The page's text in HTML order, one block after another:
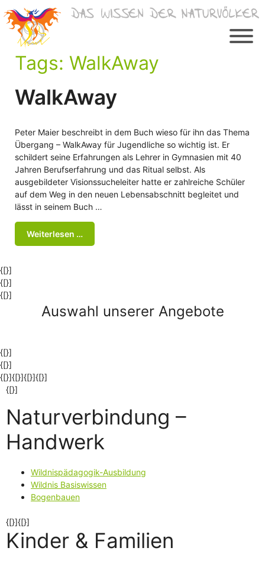
Inhalt
springen
Tags: WalkAway
WalkAway
Peter Maier beschreibt in dem Buch wieso für ihn das Thema
Übergang – WalkAway für Jugendliche so wichtig ist. Er
schildert seine Erfahrungen als Lehrer in Gymnasien mit 40
Jahren Berufserfahrung und das Ritual selbst. Als
ausgebildeter Visionssucheleiter hatte er zahlreiche Schüler
auf dem Weg in den neuen Lebensabschnitt begleitet und
lässt in seinem Buch …
Weiterlesen …
{[}]
{[}]
{[}]
Auswahl unserer Angebote
{[}]
{[}]
{[}]{[}]{[}]{[}]
{[}]
Naturverbindung –
Handwerk
Wildnispädagogik-Ausbildung
Wildnis Basiswissen
Bogenbauen
{[}]{[}]
Kinder & Familien